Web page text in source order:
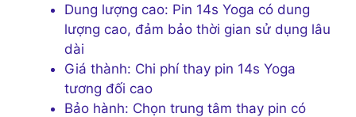
Dung lượng cao: Pin 14s Yoga có dung
lượng cao, đảm bảo thời gian sử dụng lâu
dài
Giá thành: Chi phí thay pin 14s Yoga
tương đối cao
Bảo hành: Chọn trung tâm thay pin có